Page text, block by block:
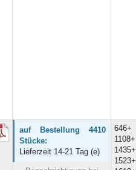
auf Bestellung 4410
Stücke:
Lieferzeit 14-21 Tag (e)
646+
1108+
1435+
1523+